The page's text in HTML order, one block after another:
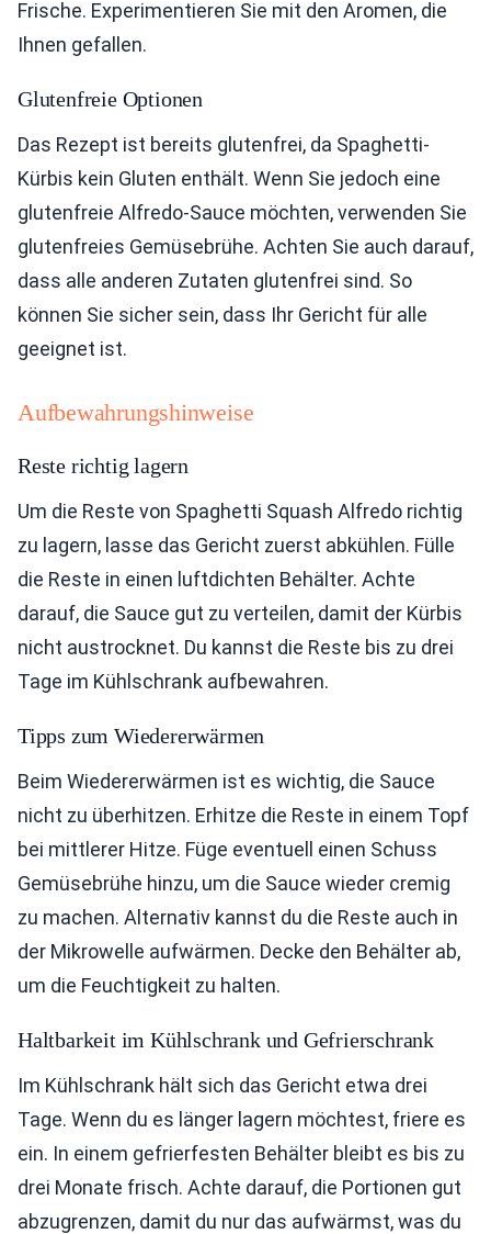
Frische. Experimentieren Sie mit den Aromen, die
Ihnen gefallen.
Glutenfreie Optionen
Das Rezept ist bereits glutenfrei, da Spaghetti-
Kürbis kein Gluten enthält. Wenn Sie jedoch eine
glutenfreie Alfredo-Sauce möchten, verwenden Sie
glutenfreies Gemüsebrühe. Achten Sie auch darauf,
dass alle anderen Zutaten glutenfrei sind. So
können Sie sicher sein, dass Ihr Gericht für alle
geeignet ist.
Aufbewahrungshinweise
Reste richtig lagern
Um die Reste von Spaghetti Squash Alfredo richtig
zu lagern, lasse das Gericht zuerst abkühlen. Fülle
die Reste in einen luftdichten Behälter. Achte
darauf, die Sauce gut zu verteilen, damit der Kürbis
nicht austrocknet. Du kannst die Reste bis zu drei
Tage im Kühlschrank aufbewahren.
Tipps zum Wiedererwärmen
Beim Wiedererwärmen ist es wichtig, die Sauce
nicht zu überhitzen. Erhitze die Reste in einem Topf
bei mittlerer Hitze. Füge eventuell einen Schuss
Gemüsebrühe hinzu, um die Sauce wieder cremig
zu machen. Alternativ kannst du die Reste auch in
der Mikrowelle aufwärmen. Decke den Behälter ab,
um die Feuchtigkeit zu halten.
Haltbarkeit im Kühlschrank und Gefrierschrank
Im Kühlschrank hält sich das Gericht etwa drei
Tage. Wenn du es länger lagern möchtest, friere es
ein. In einem gefrierfesten Behälter bleibt es bis zu
drei Monate frisch. Achte darauf, die Portionen gut
abzugrenzen, damit du nur das aufwärmst, was du